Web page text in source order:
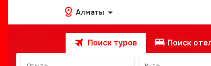
Алматы
Поиск туров Поиск